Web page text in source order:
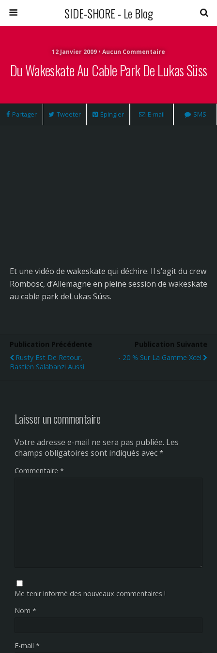
SIDE-SHORE - Le Blog
12 Janvier 2009 • Aucun Commentaire
Du Wakeskate Au Cable Park De Lukas Süss
Partager Tweeter Épingler E-mail SMS
Et une vidéo de wakeskate qui déchire. Il s’agit du crew
Rombosc, d’Allemagne en pleine session de wakeskate
au cable park deLukas Süss.
Publication Précédente
Rusty Est De Retour,
Bastien Salabanzi Aussi
Publication Suivante
- 20 % Sur La Gamme Xcel
Laisser un commentaire
Votre adresse e-mail ne sera pas publiée. Les
champs obligatoires sont indiqués avec*
Commentaire *
Me tenir informé des nouveaux commentaires !
Nom *
E-mail *